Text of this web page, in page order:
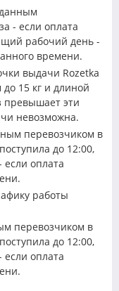
- если оплата
рабочий день -
времени.
выдачи Rozetka
до 15 кг и длиной
превышает эти
невозможна.
перевозчиком в
до 12:00,
оплата
работы
перевозчиком в
до 12:00,
оплата